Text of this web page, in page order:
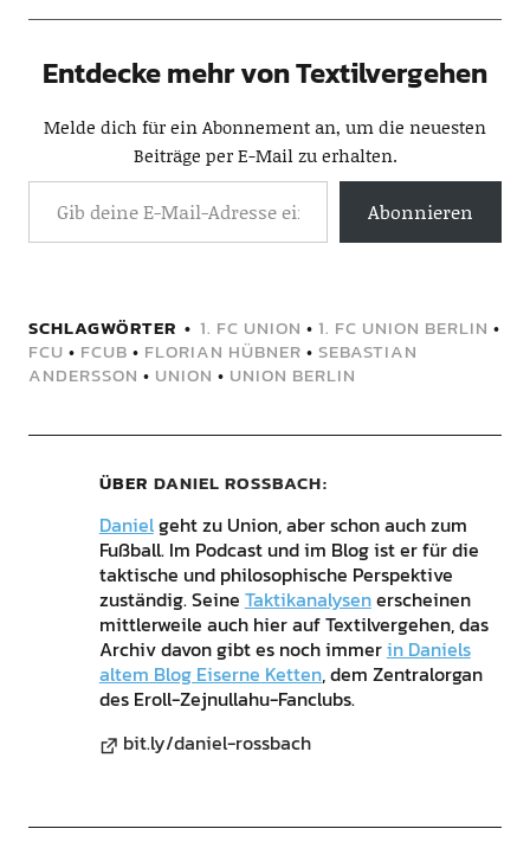
Entdecke mehr von Textilvergehen
Melde dich für ein Abonnement an, um die neuesten
Beiträge per E-Mail zu erhalten.
Abonnieren
SCHLAGWÖRTER 1. FC UNION • 1. FC UNION BERLIN •
FCU • FCUB • FLORIAN HÜBNER • SEBASTIAN
ANDERSSON • UNION • UNION BERLIN
ÜBER DANIEL ROSSBACH
Danielgeht zu Union, aber schon auch zum
Fußball. Im Podcast und im Blog ist er für die
taktische und philosophische Perspektive
zuständig. Seine Taktikanalysenerscheinen
mittlerweile auch hier auf Textilvergehen, das
Archiv davon gibt es noch immerin Daniels
altem Blog Eiserne Ketten, dem Zentralorgan
des Eroll-Zejnullahu-Fanclubs.
bit.ly/daniel-rossbach